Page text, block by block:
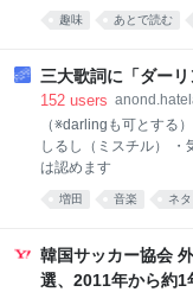
た。これは、ニッポン
『vs豊田章男
ビ・三四郎の小宮浩信
企画だ。同番組はトヨ
番組でもあるが、十代
うやりとりの反響が大
げる。豊田氏の答えと
モス研究所所長 小倉
てください」 トヨタ自
なことを仕事にしたい
趣味 あとで読む
三大歌詞に「ダー
152 users
（※darlingも可とする
しるし（ミスチル）
は認めます
増田 音楽 ネタ
韓国サッカー協会
選、2011年から約